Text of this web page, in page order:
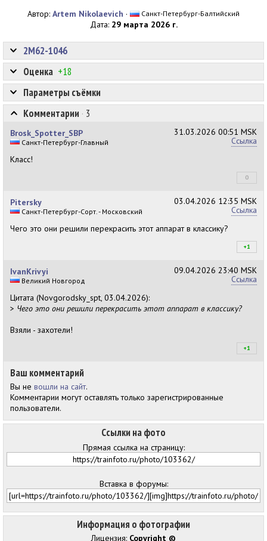
Автор: Artem Nikolaevich · Санкт-Петербург-Балтийский
Дата: 29 марта 2026 г.
Информация о фотографии
Лицензия: Copyright ©
Оценка +18
Ссылки на фото
Прямая ссылка на страницу:
Вставка в форумы:
2М62-1046
Параметры съёмки
Комментарии · 3
31.03.2026 00:51 MSK
Ссылка
Brosk_Spotter_SBP
Санкт-Петербург-Главный
Класс!
0
03.04.2026 12:35 MSK
Ссылка
Pitersky
Санкт-Петербург-Сорт. - Московский
Чего это они решили перекрасить этот аппарат в классику?
+1
09.04.2026 23:40 MSK
Ссылка
IvanKrivyi
Великий Новгород
Цитата (Novgorodsky_spt, 03.04.2026):
> Чего это они решили перекрасить этот аппарат в классику?
Взяли - захотели!
+1
Ваш комментарий
Вы не вошли на сайт.
Комментарии могут оставлять только зарегистрированные
пользователи.